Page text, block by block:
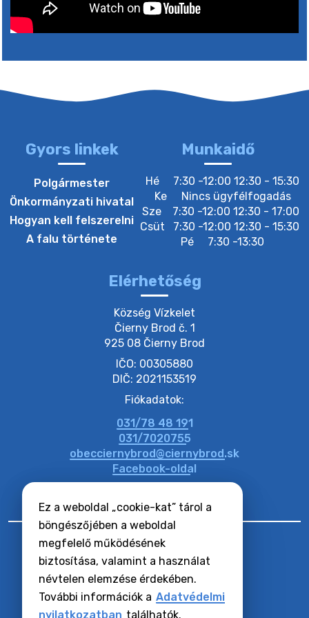
Ez a weboldal „cookie-kat” tárol a
böngészőjében a weboldal
megfelelő működésének
biztosítása, valamint a használat
névtelen elemzése érdekében.
További információk a Adatvédelmi
nyilatkozatban találhatók.
2. augusztus 2026 15:30
20. július 2026 12:40
20. július 2026 12:38
20. július 2026 11:51
20. július 2026 11:31
Gyors linkek
Polgármester
Önkormányzati hivatal
Hogyan kell felszerelni
A falu története
Munkaidő
Hé
7:30 -12:00 12:30 - 15:30
Ke
Nincs ügyfélfogadás
Sze
7:30 -12:00 12:30 - 17:00
Csüt
7:30 -12:00 12:30 - 15:30
Pé
7:30 -13:30
Elérhetőség
Község Vízkelet
Čierny Brod č. 1
925 08 Čierny Brod
IČO: 00305880
DIČ: 2021153519
Fiókadatok:
031/78 48 191
031/7020755
obecciernybrod@ciernybrod.sk
Facebook-oldal
Hozzáférhetőségi nyilatkozat